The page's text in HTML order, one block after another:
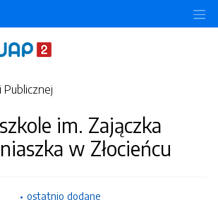
Publicznej
im. Zajączka
w Złocieńcu
ostatnio dodane